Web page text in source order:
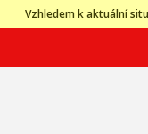
Vzhledem k aktuální